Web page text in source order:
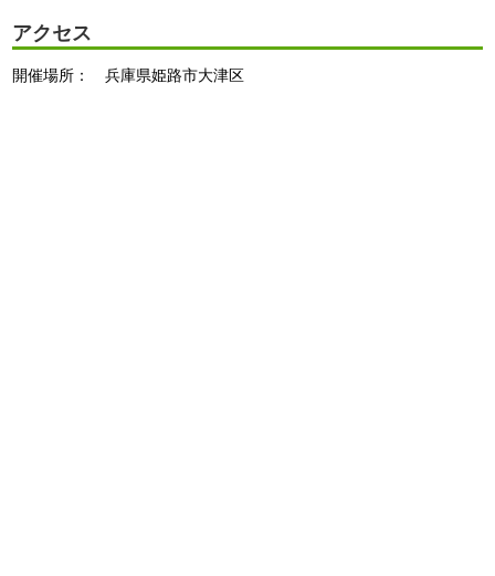
アクセス
開催場所： 兵庫県姫路市大津区